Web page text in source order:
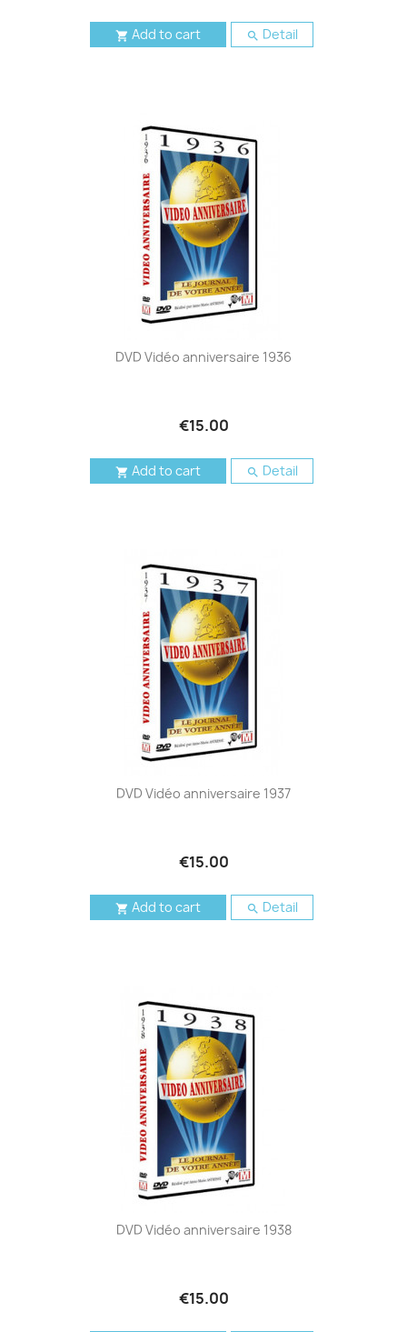
 Add to cart  Detail
DVD Vidéo anniversaire 1936
€15.00
 Add to cart  Detail
DVD Vidéo anniversaire 1937
€15.00
 Add to cart  Detail
DVD Vidéo anniversaire 1938
€15.00